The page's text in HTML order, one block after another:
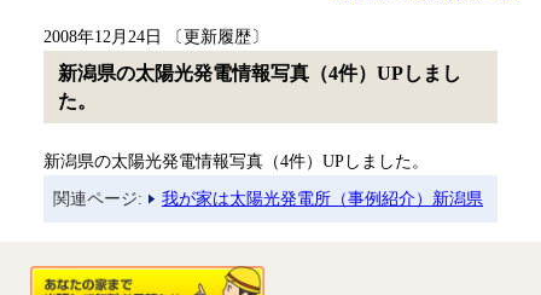
2008年12月24日 〔更新履歴〕
新潟県の太陽光発電情報写真（4件）UPしまし
た。
新潟県の太陽光発電情報写真（4件）UPしました。
関連ページ:
我が家は太陽光発電所（事例紹介）新潟県